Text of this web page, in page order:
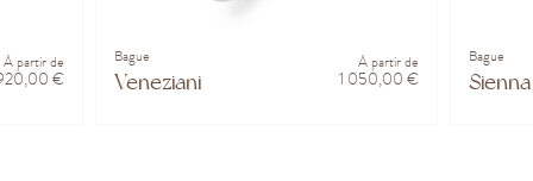
À partir de
€
Bague
Veneziani
À partir de
1 050,00 €
Bague
Sienna